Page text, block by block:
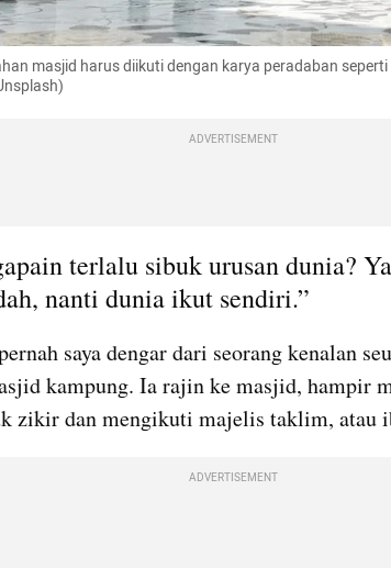
masjid harus diikuti dengan karya peradaban
ADVERTISEMENT
terlalu sibuk urusan dunia?
nanti dunia ikut sendiri.”
saya dengar dari seorang kenalan
kampung. Ia rajin ke masjid, hampir
zikir dan mengikuti majelis taklim, atau
ADVERTISEMENT